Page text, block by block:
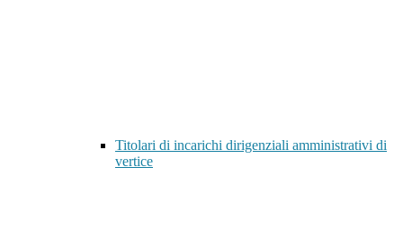
Titolari di incarichi dirigenziali amministrativi di
vertice